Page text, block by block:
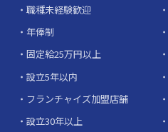
職種未経験歓迎
年俸制
固定給25万円以上
設立5年以内
フランチャイズ加盟店舗
設立30年以上